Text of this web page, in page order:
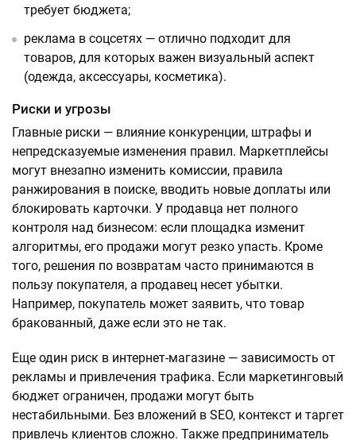
требует бюджета;
реклама в соцсетях — отлично подходит для
товаров, для которых важен визуальный аспект
(одежда, аксессуары, косметика).
Риски и угрозы
Главные риски — влияние конкуренции, штрафы и
непредсказуемые изменения правил. Маркетплейсы
могут внезапно изменить комиссии, правила
ранжирования в поиске, вводить новые доплаты или
блокировать карточки. У продавца нет полного
контроля над бизнесом: если площадка изменит
алгоритмы, его продажи могут резко упасть. Кроме
того, решения по возвратам часто принимаются в
пользу покупателя, а продавец несет убытки.
Например, покупатель может заявить, что товар
бракованный, даже если это не так.
Еще один риск в интернет-магазине — зависимость от
рекламы и привлечения трафика. Если маркетинговый
бюджет ограничен, продажи могут быть
нестабильными. Без вложений в SEO, контекст и таргет
привлечь клиентов сложно. Также предприниматель